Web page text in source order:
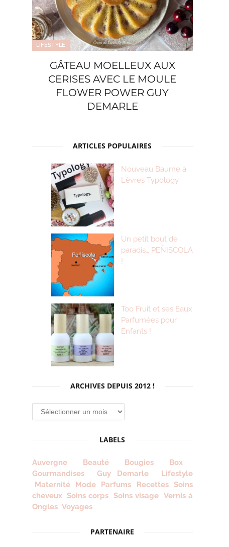
LIFESTYLE
GÂTEAU MOELLEUX AUX
CERISES AVEC LE MOULE
FLOWER POWER GUY
DEMARLE
ARTICLES POPULAIRES
Nouveau Baume à
Lèvres Typology
Un petit bout de
paradis… PEÑISCOLA
!
Too Fruit et ses Eaux
Parfumées pour
Enfants !
ARCHIVES DEPUIS 2012 !
Archives
depuis
!
LABELS
Auvergne Beauté Bougies
Box
Gourmandises
Guy Demarle
Lifestyle
Maternité
Mode Parfums Recettes Soins
cheveux Soins corps Soins visage Vernis à
Ongles Voyages
PARTENAIRE